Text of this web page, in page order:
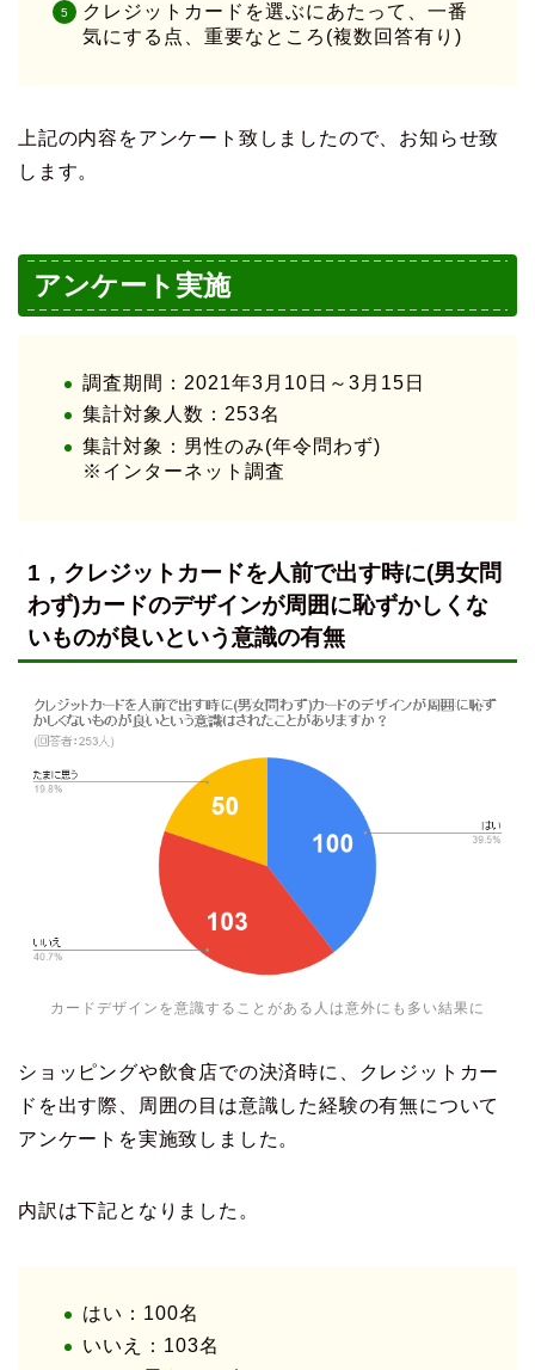
クレジットカードを選ぶにあたって、一番
気にする点、重要なところ(複数回答有り)
上記の内容をアンケート致しましたので、お知らせ致
します。
アンケート実施
調査期間：2021年3月10日～3月15日
集計対象人数：253名
集計対象：男性のみ(年令問わず)
※インターネット調査
1，クレジットカードを人前で出す時に(男女問
わず)カードのデザインが周囲に恥ずかしくな
いものが良いという意識の有無
カードデザインを意識することがある人は意外にも多い結果に
ショッピングや飲食店での決済時に、クレジットカー
ドを出す際、周囲の目は意識した経験の有無について
アンケートを実施致しました。
内訳は下記となりました。
はい：100名
いいえ：103名